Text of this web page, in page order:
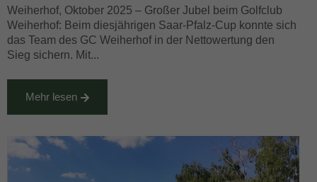
Weiherhof, Oktober 2025 – Großer Jubel beim Golfclub
Weiherhof: Beim diesjährigen Saar-Pfalz-Cup konnte sich
das Team des GC Weiherhof in der Nettowertung den
Sieg sichern. Mit...
Mehr lesen